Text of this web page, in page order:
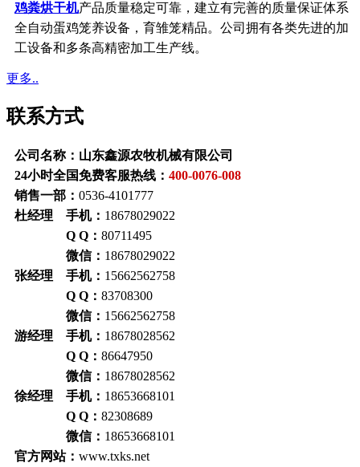
鸡粪烘干机产品质量稳定可靠， 建立有完善的质量保证体系
全自动蛋鸡笼养设备，育雏笼精品。公司拥有各类先进的加
工设备和多条高精密加工生产线。
更多..
联系方式
公司名称：山东鑫源农牧机械有限公司
24小时全国免费客服热线： 400-0076-008
销售一部： 0536-4101777
杜经理 手机： 18678029022
Q Q： 80711495
微信： 18678029022
张经理 手机： 15662562758
Q Q： 83708300
微信： 15662562758
游经理 手机： 18678028562
Q Q： 86647950
微信： 18678028562
徐经理 手机： 18653668101
Q Q： 82308689
微信： 18653668101
官方网站： www.txks.net